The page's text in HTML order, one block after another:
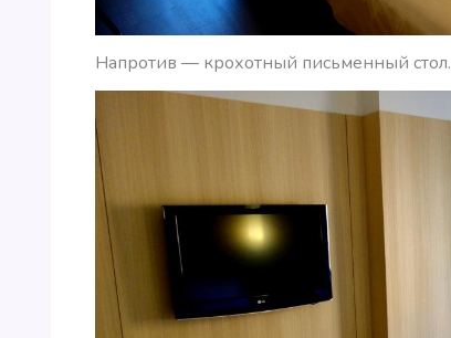
Напротив — крохотный письменный стол.